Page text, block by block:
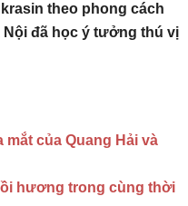
theo phong cách
Nội đã học ý tưởng thú vị
của Quang Hải và
hương trong cùng thời